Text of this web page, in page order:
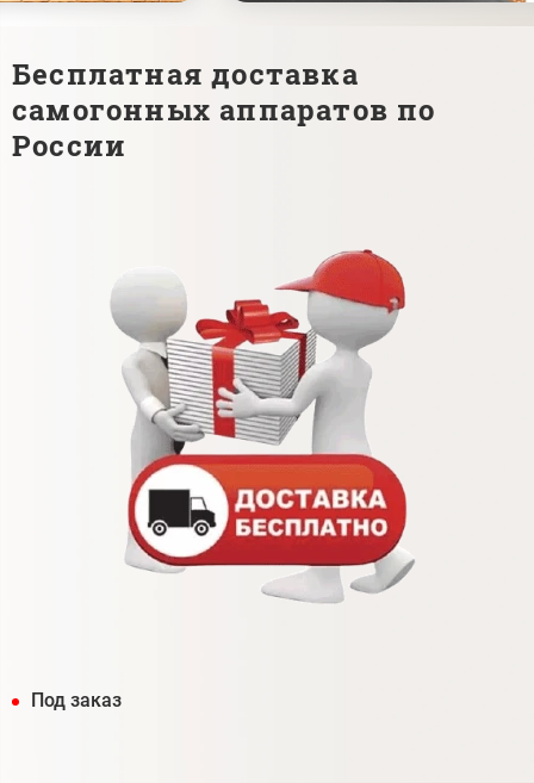
Бесплатная доставка
самогонных аппаратов по
России
Под заказ